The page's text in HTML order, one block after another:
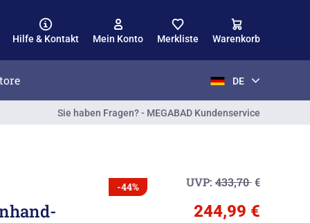
Hilfe & Kontakt Mein Konto Merkliste Warenkorb
DE
Sie haben Fragen? - MEGABAD Kundenservice
-44% UVP: 433,70€
244,99 €